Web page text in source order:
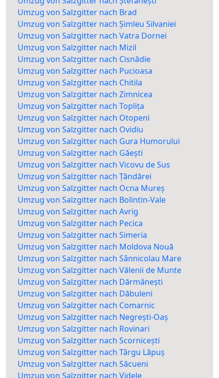
Umzug von Salzgitter nach Brad
Umzug von Salzgitter nach Șimleu Silvaniei
Umzug von Salzgitter nach Vatra Dornei
Umzug von Salzgitter nach Mizil
Umzug von Salzgitter nach Cisnădie
Umzug von Salzgitter nach Pucioasa
Umzug von Salzgitter nach Chitila
Umzug von Salzgitter nach Zimnicea
Umzug von Salzgitter nach Toplița
Umzug von Salzgitter nach Otopeni
Umzug von Salzgitter nach Ovidiu
Umzug von Salzgitter nach Gura Humorului
Umzug von Salzgitter nach Găești
Umzug von Salzgitter nach Vicovu de Sus
Umzug von Salzgitter nach Țăndărei
Umzug von Salzgitter nach Ocna Mureș
Umzug von Salzgitter nach Bolintin-Vale
Umzug von Salzgitter nach Avrig
Umzug von Salzgitter nach Pecica
Umzug von Salzgitter nach Simeria
Umzug von Salzgitter nach Moldova Nouă
Umzug von Salzgitter nach Sânnicolau Mare
Umzug von Salzgitter nach Vălenii de Munte
Umzug von Salzgitter nach Dărmănești
Umzug von Salzgitter nach Dăbuleni
Umzug von Salzgitter nach Comarnic
Umzug von Salzgitter nach Negrești-Oaș
Umzug von Salzgitter nach Rovinari
Umzug von Salzgitter nach Scornicești
Umzug von Salzgitter nach Târgu Lăpuș
Umzug von Salzgitter nach Săcueni
Umzug von Salzgitter nach Videle